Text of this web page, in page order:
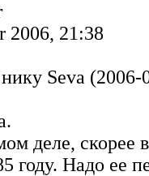
2006, 21:38
Seva
деле, скорее
году. Надо ее